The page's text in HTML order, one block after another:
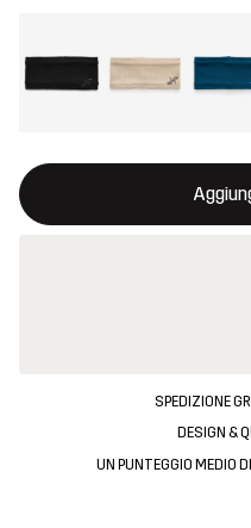
Questo tasto aprirà una
{{size}} non disponibile
SPEDIZIONE
DESIGN &
UN PUNTEGGIO MEDIO